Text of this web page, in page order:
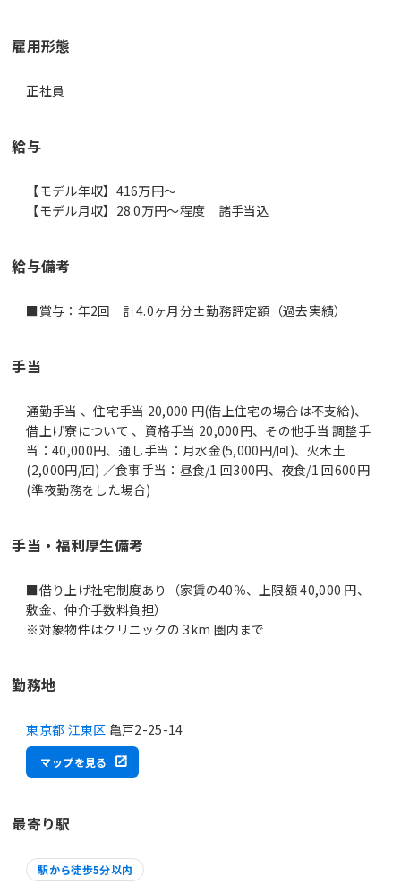
雇用形態
正社員
給与
【モデル年収】416万円〜
【モデル月収】28.0万円〜程度 諸手当込
給与備考
■賞与：年2回 計4.0ヶ月分±勤務評定額（過去実績）
手当
通勤手当 、住宅手当 20,000 円(借上住宅の場合は不支給)、
借上げ寮について 、資格手当 20,000円、その他手当 調整手
当：40,000円、通し手当：月水金(5,000円/回)、火木土
(2,000円/回) ／食事手当：昼食/1 回300円、夜食/1 回600円
(準夜勤務をした場合)
手当・福利厚生備考
■借り上げ社宅制度あり（家賃の40％、上限額 40,000 円、
敷金、仲介手数料負担）
※対象物件はクリニックの 3km 圏内まで
勤務地
東京都 江東区 亀戸2-25-14
マップを見る
最寄り駅
駅から徒歩5分以内